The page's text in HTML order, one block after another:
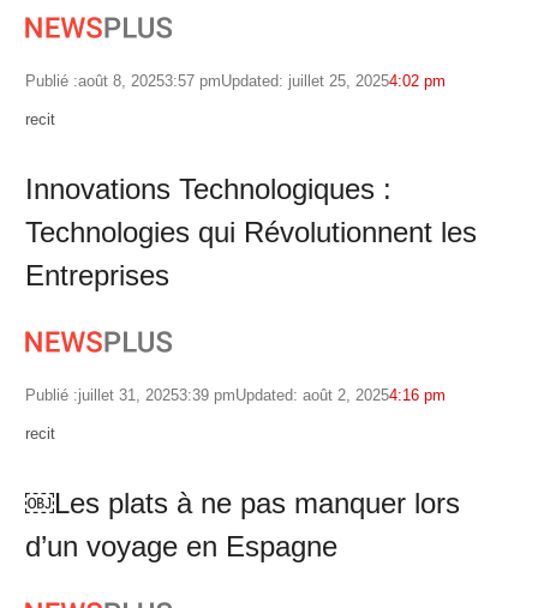
Publié :août 8, 20253:57 pmUpdated: juillet 25, 20254:02 pm
Author
recit
Innovations Technologiques :
Technologies qui Révolutionnent les
Entreprises
Publié :juillet 31, 20253:39 pmUpdated: août 2, 20254:16 pm
Author
recit
￼Les plats à ne pas manquer lors
d’un voyage en Espagne